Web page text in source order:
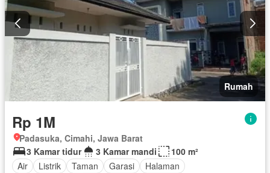
Rumah
Rp 1M
Padasuka, Cimahi, Jawa Barat
3 Kamar tidur
3 Kamar mandi
100 m²
Air
Listrik Taman Garasi
Halaman